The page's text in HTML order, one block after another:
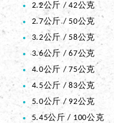
2.2公斤 / 42公克
2.7公斤 / 50公克
3.2公斤 / 58公克
3.6公斤 / 67公克
4.0公斤 / 75公克
4.5公斤 / 83公克
5.0公斤 / 92公克
5.45公斤 / 100公克